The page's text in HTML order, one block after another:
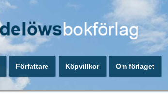
Författare Köpvillkor Om förlaget